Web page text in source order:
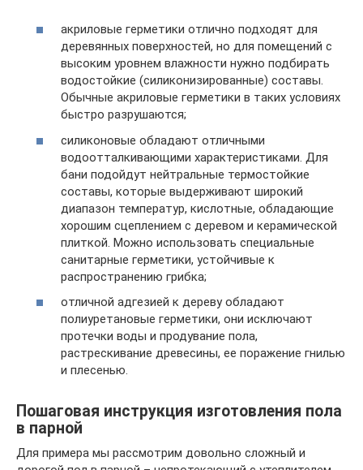
акриловые герметики отлично подходят для
деревянных поверхностей, но для помещений с
высоким уровнем влажности нужно подбирать
водостойкие (силиконизированные) составы.
Обычные акриловые герметики в таких условиях
быстро разрушаются;
силиконовые обладают отличными
водоотталкивающими характеристиками. Для
бани подойдут нейтральные термостойкие
составы, которые выдерживают широкий
диапазон температур, кислотные, обладающие
хорошим сцеплением с деревом и керамической
плиткой. Можно использовать специальные
санитарные герметики, устойчивые к
распространению грибка;
отличной адгезией к дереву обладают
полиуретановые герметики, они исключают
протечки воды и продувание пола,
растрескивание древесины, ее поражение гнилью
и плесенью.
Пошаговая инструкция изготовления пола
в парной
Для примера мы рассмотрим довольно сложный и